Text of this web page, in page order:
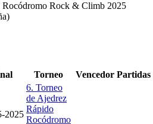
Rocódromo Rock & Climb 2025
Torneo Vencedor Partidas
2025
6. Torneo
de Ajedrez
Rápido
Rocódromo